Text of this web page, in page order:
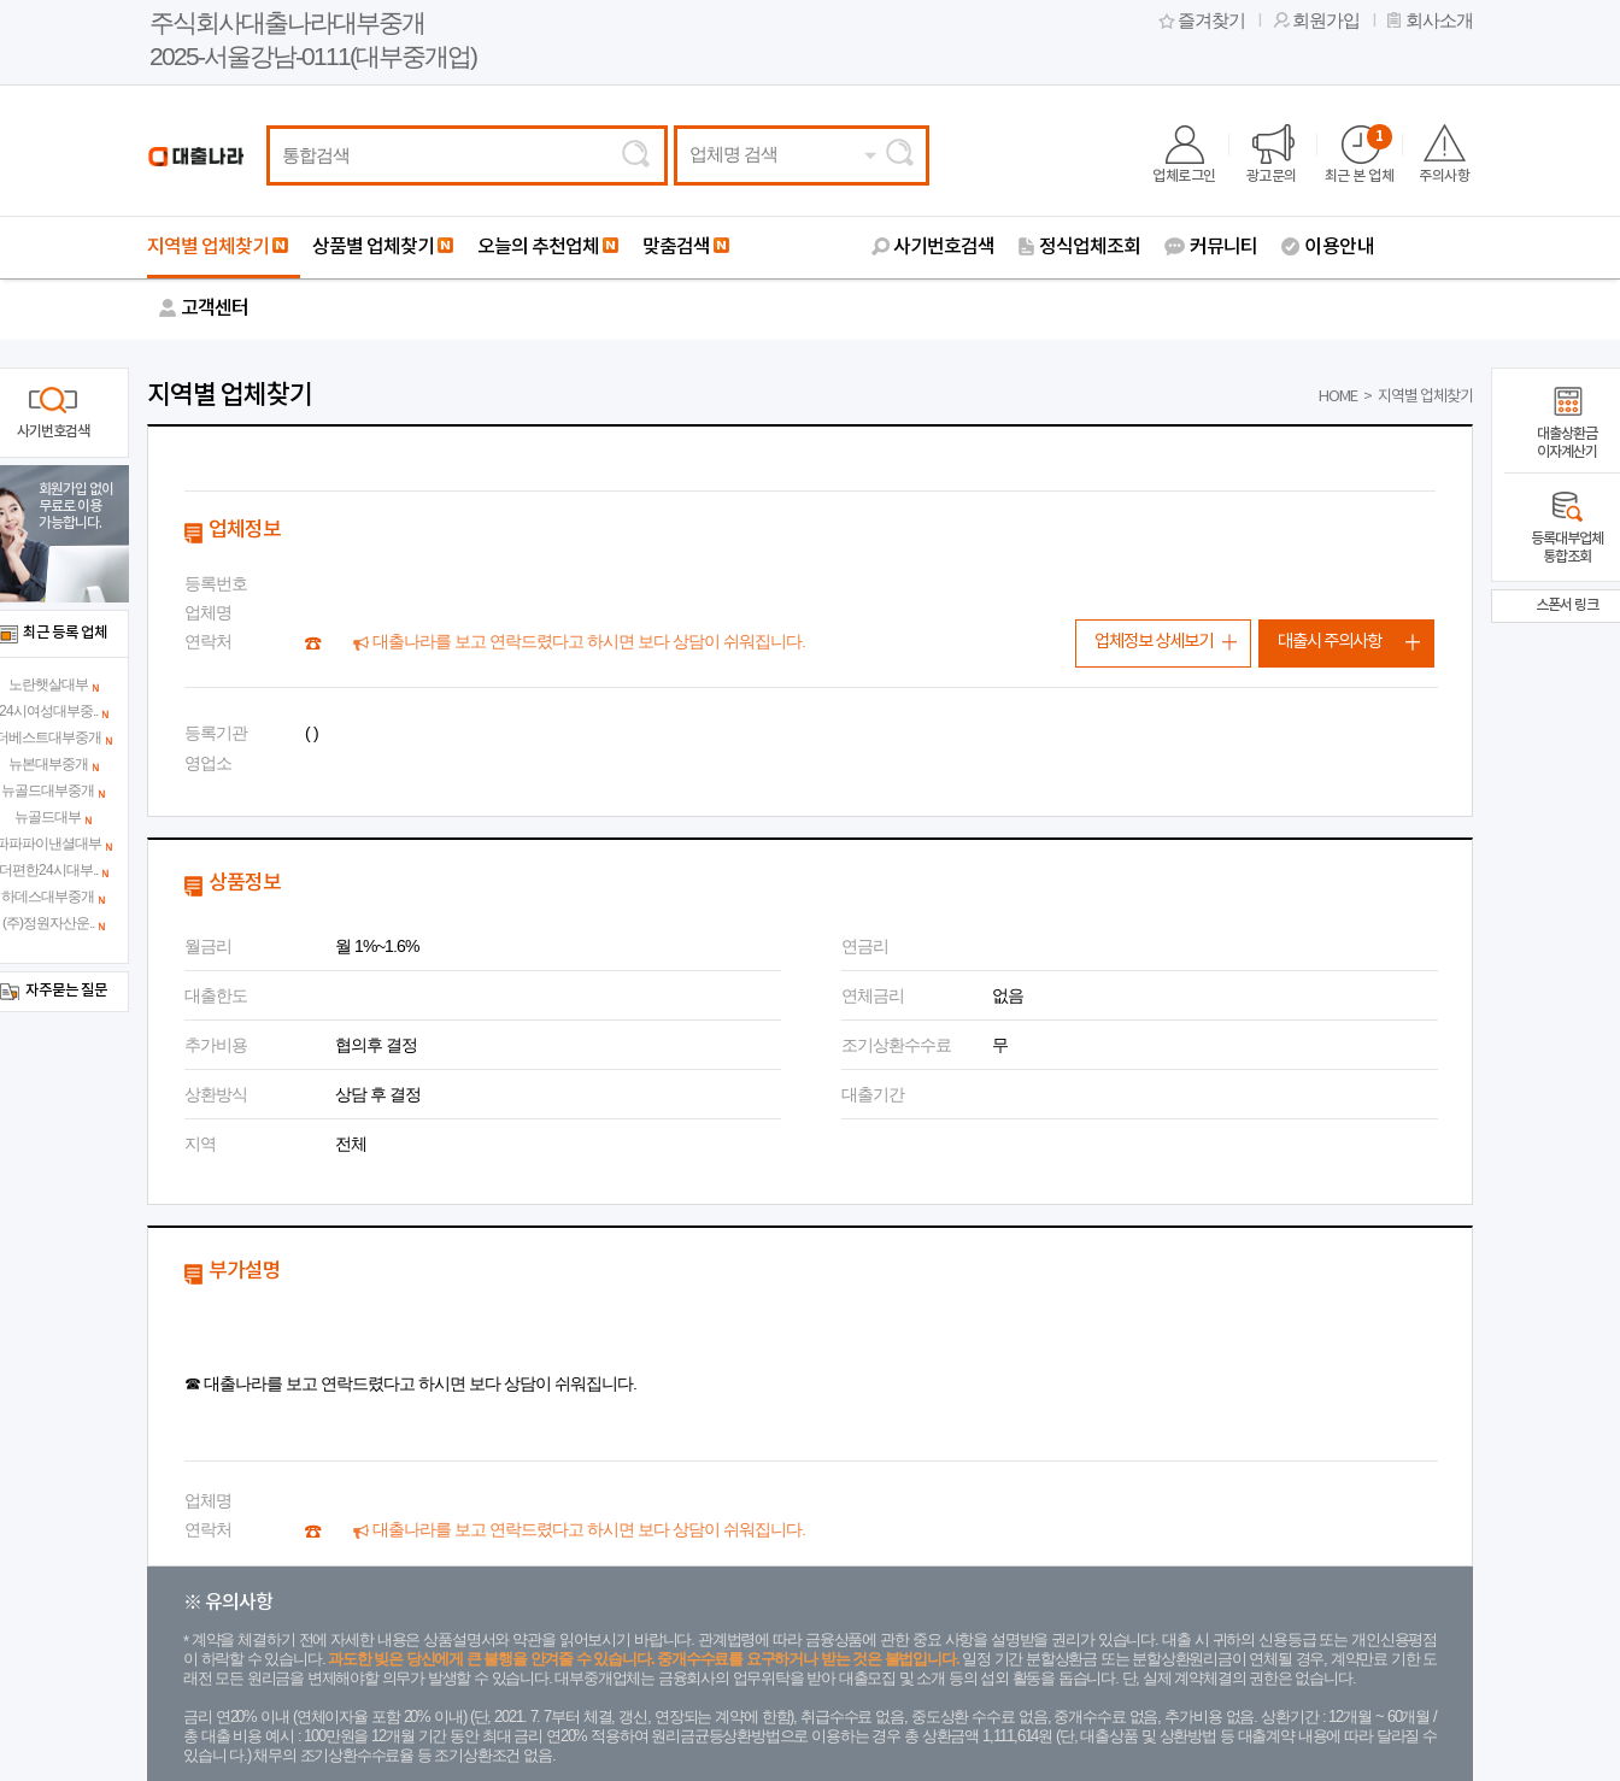
주식회사대출나라대부중개
2025-서울강남-0111(대부중개업)
즐겨찾기 회원가입 회사소개
업체명 검색
업체로그인 광고문의 최근 본 업체
1
주의사항
지역별 업체찾기 상품별 업체찾기 오늘의 추천업체 맞춤검색 사기번호검색 정식업체조회 커뮤니티 이용안내
고객센터
지역별 업체찾기 HOME > 지역별 업체찾기
업체정보
등록번호
업체명
연락처
대출나라를 보고 연락드렸다고 하시면 보다 상담이 쉬워집니다.
등록기관
( )
영업소
업체정보 상세보기 대출시 주의사항
상품정보
월금리 월 1%~1.6% 연금리
대출한도 연체금리 없음
추가비용 협의후 결정 조기상환수수료 무
상환방식 상담 후 결정 대출기간
지역 전체
부가설명
☎ 대출나라를 보고 연락드렸다고 하시면 보다 상담이 쉬워집니다.
업체명
연락처
대출나라를 보고 연락드렸다고 하시면 보다 상담이 쉬워집니다.
※ 유의사항
계약을 체결하기 전에 자세한 내용은 상품설명서와 약관을 읽어보시기 바랍니다. 관계법령에 따라 금융상품에 관한 중요 사항을 설명받을 권리가 있습니다. 대출 시 귀하의 신용등급 또는 개인신용평점
이 하락할 수 있습니다.과도한 빚은 당신에게 큰 불행을 안겨줄 수 있습니다. 중개수수료를 요구하거나 받는 것은 불법입니다.일정 기간 분할상환금 또는 분할상환원리금이 연체될 경우, 계약만료 기한 도
래전 모든 원리금을 변제해야할 의무가 발생할 수 있습니다. 대부중개업체는 금융회사의 업무위탁을 받아 대출모집 및 소개 등의 섭외 활동을 돕습니다. 단, 실제 계약체결의 권한은 없습니다.
금리 연20% 이내 (연체이자율 포함 20% 이내) (단, 2021. 7. 7부터 체결, 갱신, 연장되는 계약에 한함), 취급수수료 없음, 중도상환 수수료 없음, 중개수수료 없음, 추가비용 없음. 상환기간 : 12개월 ~ 60개월 /
총 대출 비용 예시 : 100만원을 12개월 기간 동안 최대 금리 연20% 적용하여 원리금균등상환방법으로 이용하는 경우 총 상환금액 1,111,614원 (단, 대출상품 및 상환방법 등 대출계약 내용에 따라 달라질 수
있습니 다.) 채무의 조기상환수수료율 등 조기상환조건 없음.
사기번호검색
회원가입 없이
무료로 이용
가능합니다.
최근 등록 업체
노란햇살대부
시여성대부중..
베스트대부중개
뉴본대부중개
뉴골드대부중개
뉴골드대부
파파이낸셜대부
편한24시대부..
하데스대부중개
(주)정원자산운..
자주묻는 질문
대출상환금
이자계산기
등록대부업체
통합조회
스폰서 링크